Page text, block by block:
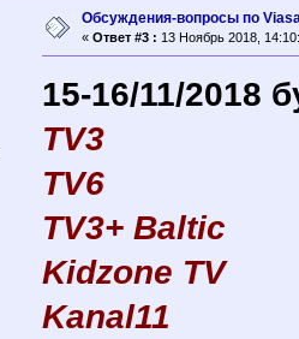
Обсуждения-вопросы по
« Ответ #3 : 13 Ноябрь 2018,
15-16/11/2018
TV3
TV6
TV3+ Baltic
Kidzone TV
Kanal11